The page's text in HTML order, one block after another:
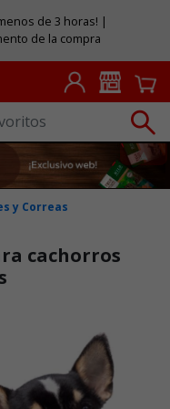
de 3 horas! |
de la compra
y Correas
cachorros